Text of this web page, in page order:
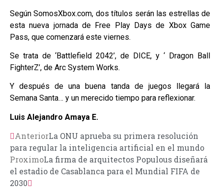
Según SomosXbox.com, dos títulos serán las estrellas de
esta nueva jornada de Free Play Days de Xbox Game
Pass, que comenzará este viernes.
Se trata de ‘Battlefield 2042’, de DICE, y ‘ Dragon Ball
FighterZ’, de Arc System Works.
Y después de una buena tanda de juegos llegará la
Semana Santa… y un merecido tiempo para reflexionar.
Luis Alejandro Amaya E.
AnteriorLa ONU aprueba su primera resolución
para regular la inteligencia artificial en el mundo
ProximoLa firma de arquitectos Populous diseñará
el estadio de Casablanca para el Mundial FIFA de
2030